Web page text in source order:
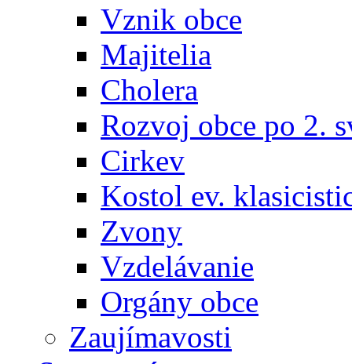
Vznik obce
Majitelia
Cholera
Rozvoj obce po 2.
Cirkev
Kostol ev.
Zvony
Vzdelávanie
Orgány obce
Zaujímavosti